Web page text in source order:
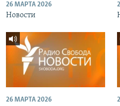
26 МАРТА 2026
Новости
26 МАРТА 2026